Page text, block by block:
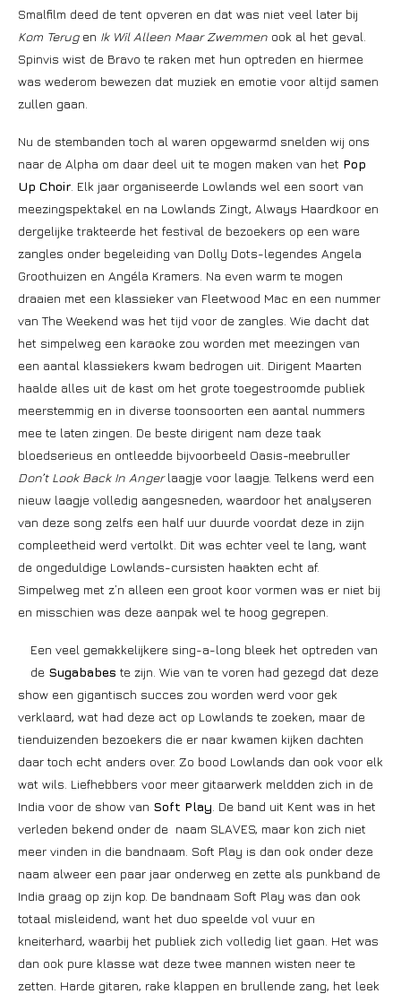
Smalfilm deed de tent opveren en dat was niet veel later bij
Kom Terugen Ik Wil Alleen Maar Zwemmen ook al het geval.
Spinvis wist de Bravo te raken met hun optreden en hiermee
was wederom bewezen dat muziek en emotie voor altijd samen
zullen gaan.
Nu de stembanden toch al waren opgewarmd snelden wij ons
naar de Alpha om daar deel uit te mogen maken van het Pop
Up Choir . Elk jaar organiseerde Lowlands wel een soort van
meezingspektakel en na Lowlands Zingt, Always Haardkoor en
dergelijke trakteerde het festival de bezoekers op een ware
zangles onder begeleiding van Dolly Dots-legendes Angela
Groothuizen en Angéla Kramers. Na even warm te mogen
draaien met een klassieker van Fleetwood Mac en een nummer
van The Weekend was het tijd voor de zangles. Wie dacht dat
het simpelweg een karaoke zou worden met meezingen van
een aantal klassiekers kwam bedrogen uit. Dirigent Maarten
haalde alles uit de kast om het grote toegestroomde publiek
meerstemmig en in diverse toonsoorten een aantal nummers
mee te laten zingen. De beste dirigent nam deze taak
bloedserieus en ontleedde bijvoorbeeld Oasis-meebruller
Don’t Look Back In Angerlaagje voor laagje. Telkens werd een
nieuw laagje volledig aangesneden, waardoor het analyseren
van deze song zelfs een half uur duurde voordat deze in zijn
compleetheid werd vertolkt. Dit was echter veel te lang, want
de ongeduldige Lowlands-cursisten haakten echt af.
Simpelweg met z’n alleen een groot koor vormen was er niet bij
en misschien was deze aanpak wel te hoog gegrepen.
Een veel gemakkelijkere sing-a-long bleek het optreden van
de Sugababes te zijn. Wie van te voren had gezegd dat deze
show een gigantisch succes zou worden werd voor gek
verklaard, wat had deze act op Lowlands te zoeken, maar de
tienduizenden bezoekers die er naar kwamen kijken dachten
daar toch echt anders over. Zo bood Lowlands dan ook voor elk
wat wils. Liefhebbers voor meer gitaarwerk meldden zich in de
India voor de show van Soft Play . De band uit Kent was in het
verleden bekend onder de naam SLAVES, maar kon zich niet
meer vinden in die bandnaam. Soft Play is dan ook onder deze
naam alweer een paar jaar onderweg en zette als punkband de
India graag op zijn kop. De bandnaam Soft Play was dan ook
totaal misleidend, want het duo speelde vol vuur en
kneiterhard, waarbij het publiek zich volledig liet gaan. Het was
dan ook pure klasse wat deze twee mannen wisten neer te
zetten. Harde gitaren, rake klappen en brullende zang, het leek